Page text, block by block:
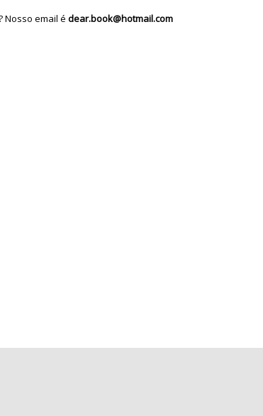
Nosso email édear.book@hotmail.com